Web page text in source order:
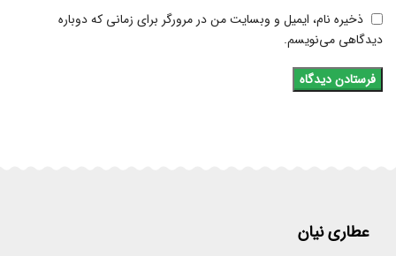
ذخیره نام، ایمیل و وبسایت من در مرورگر برای زمانی که دوباره
دیدگاهی می‌نویسم.
عطاری نیان